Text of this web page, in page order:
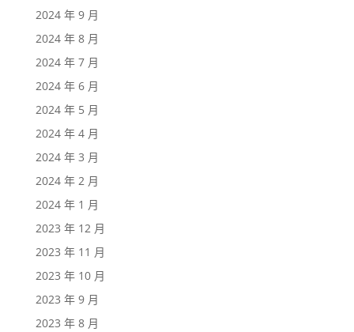
2024 年 9 月
2024 年 8 月
2024 年 7 月
2024 年 6 月
2024 年 5 月
2024 年 4 月
2024 年 3 月
2024 年 2 月
2024 年 1 月
2023 年 12 月
2023 年 11 月
2023 年 10 月
2023 年 9 月
2023 年 8 月